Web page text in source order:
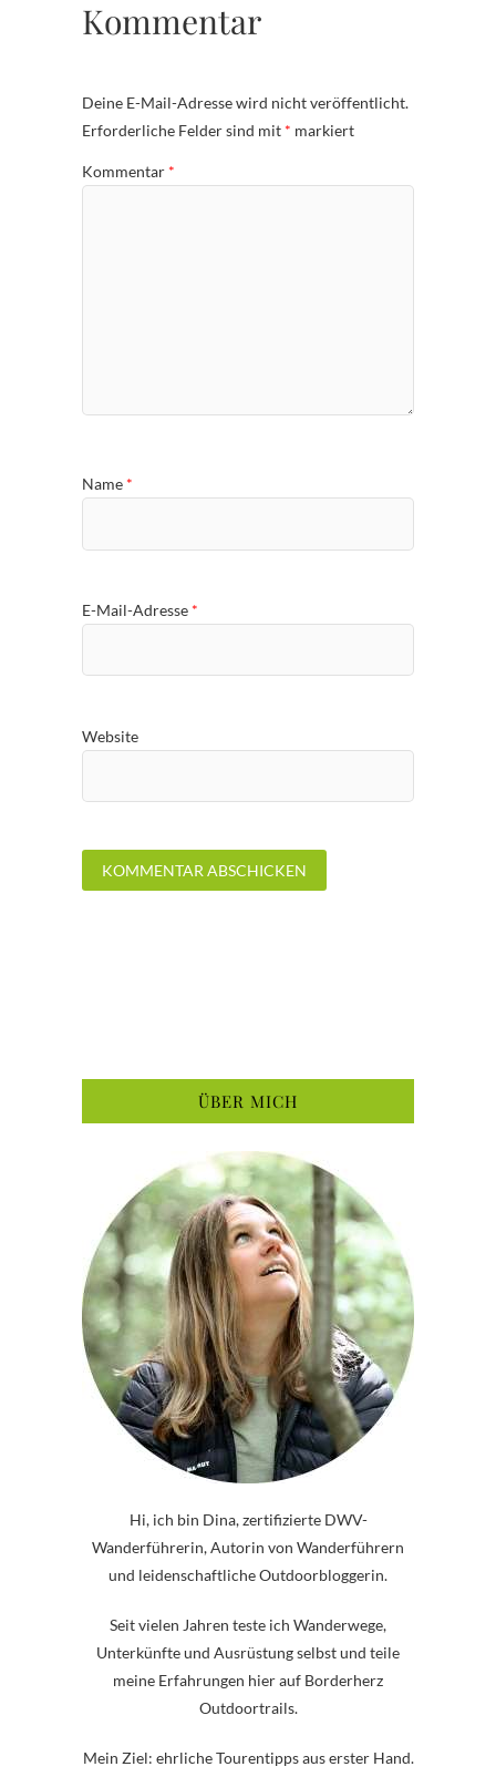
Kommentar
Deine E-Mail-Adresse wird nicht veröffentlicht.
Erforderliche Felder sind mit * markiert
Kommentar *
Name *
E-Mail-Adresse *
Website
ÜBER MICH
Hi, ich bin Dina, zertifizierte DWV-
Wanderführerin, Autorin von Wanderführern
und leidenschaftliche Outdoorbloggerin.
Seit vielen Jahren teste ich Wanderwege,
Unterkünfte und Ausrüstung selbst und teile
meine Erfahrungen hier auf Borderherz
Outdoortrails.
Mein Ziel: ehrliche Tourentipps aus erster Hand.